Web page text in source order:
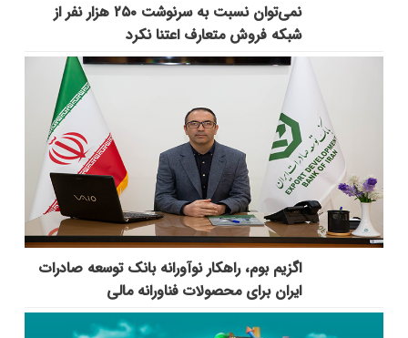
نمی‌توان نسبت به سرنوشت ۲۵۰ هزار نفر از
شبکه فروش متعارف اعتنا نکرد
اگزیم بوم، راهکار نوآورانه بانک توسعه صادرات
ایران برای محصولات فناورانه مالی